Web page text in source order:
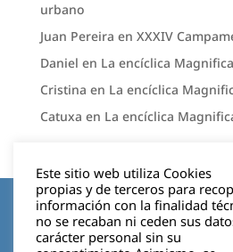
urbano
Juan Pereira en XXXIV
Daniel en La encíclica
Cristina en La encíclica
Catuxa en La encíclica
Aviso legal
Política de
Este sitio web utiliza Cookies
propias y de terceros para
información con la finalidad
no se recaban ni ceden sus
carácter personal sin su